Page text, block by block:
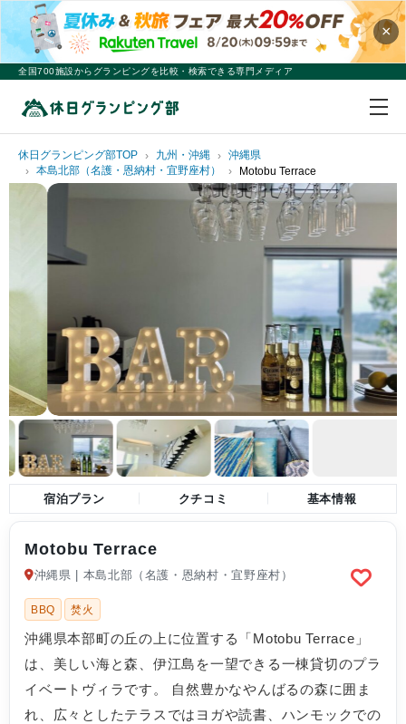
×
全国700施設からグランピングを比較・検索できる専門メディア
休日グランピング部TOP 九州・沖縄
沖縄県
本島北部（名護・恩納村・宜野座村）
Motobu Terrace
宿泊プラン クチコミ 基本情報
Motobu Terrace
沖縄県 | 本島北部（名護・恩納村・宜野座村）
BBQ 焚火
沖縄県本部町の丘の上に位置する「Motobu Terrace」
は、美しい海と森、伊江島を一望できる一棟貸切のプラ
イベートヴィラです。 自然豊かなやんばるの森に囲ま
れ、広々としたテラスではヨガや読書、ハンモックでの